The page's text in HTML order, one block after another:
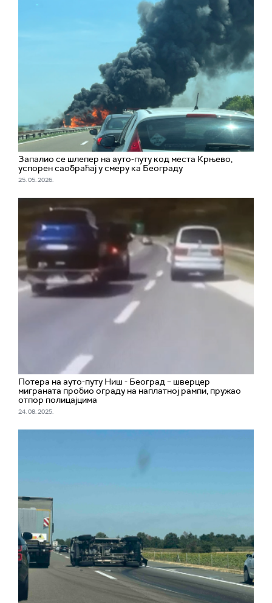
Запалио се шлепер на ауто-путу код места Крњево,
успорен саобраћај у смеру ка Београду
25. 05. 2026.
Потера на ауто-путу Ниш - Београд – шверцер
миграната пробио ограду на наплатној рампи, пружао
отпор полицајцима
24. 08. 2025.